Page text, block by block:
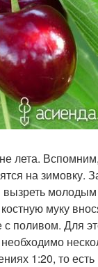
лета.
на зимовку.
муку
поливом. Для
1:20, то